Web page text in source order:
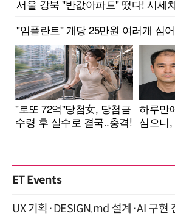
ET Events